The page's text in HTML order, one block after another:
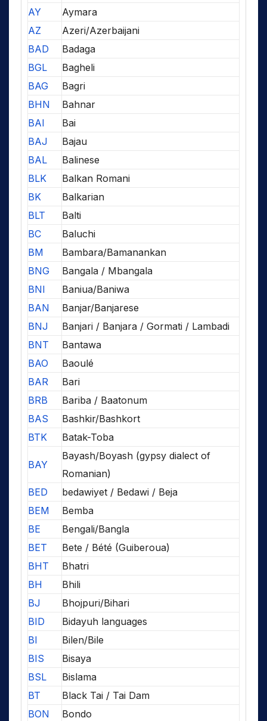
AY
Aymara
AZ
Azeri/Azerbaijani
BAD
Badaga
BGL
Bagheli
BAG
Bagri
BHN
Bahnar
BAI
Bai
BAJ
Bajau
BAL
Balinese
BLK
Balkan Romani
BK
Balkarian
BLT
Balti
BC
Baluchi
BM
Bambara/Bamanankan
BNG
Bangala / Mbangala
BNI
Baniua/Baniwa
BAN
Banjar/Banjarese
BNJ
Banjari / Banjara / Gormati / Lambadi
BNT
Bantawa
BAO
Baoulé
BAR
Bari
BRB
Bariba / Baatonum
BAS
Bashkir/Bashkort
BTK
Batak-Toba
BAY
Bayash/Boyash (gypsy dialect of
Romanian)
BED
bedawiyet / Bedawi / Beja
BEM
Bemba
BE
Bengali/Bangla
BET
Bete / Bété (Guiberoua)
BHT
Bhatri
BH
Bhili
BJ
Bhojpuri/Bihari
BID
Bidayuh languages
BI
Bilen/Bile
BIS
Bisaya
BSL
Bislama
BT
Black Tai / Tai Dam
BON
Bondo